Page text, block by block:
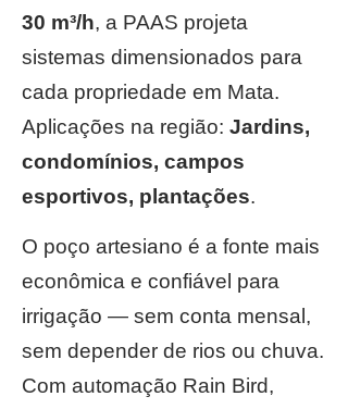
30 m³/h, a PAAS projeta
sistemas dimensionados para
cada propriedade em Mata.
Aplicações na região: Jardins,
condomínios, campos
esportivos, plantações.
O poço artesiano é a fonte mais
econômica e confiável para
irrigação — sem conta mensal,
sem depender de rios ou chuva.
Com automação Rain Bird,